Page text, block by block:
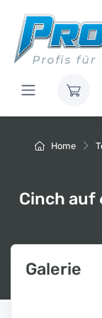
Home
Cinch auf
Galerie